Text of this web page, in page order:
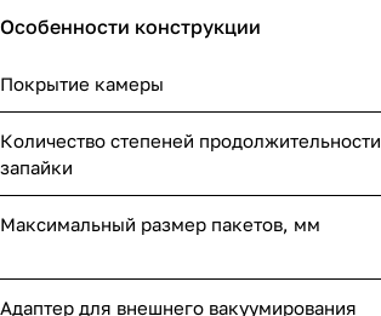
Особенности конструкции
Покрытие камеры
Количество степеней продолжительности
запайки
Максимальный размер пакетов, мм
Адаптер для внешнего вакуумирования